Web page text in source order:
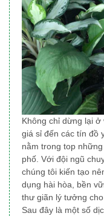
Không chỉ dừng lại ở
giá sỉ đến các tín đồ
nằm trong top những
phố. Với đội ngũ
chúng tôi kiến tạo
dụng hài hòa, bền
thư giãn lý tưởng
Sau đây là một số